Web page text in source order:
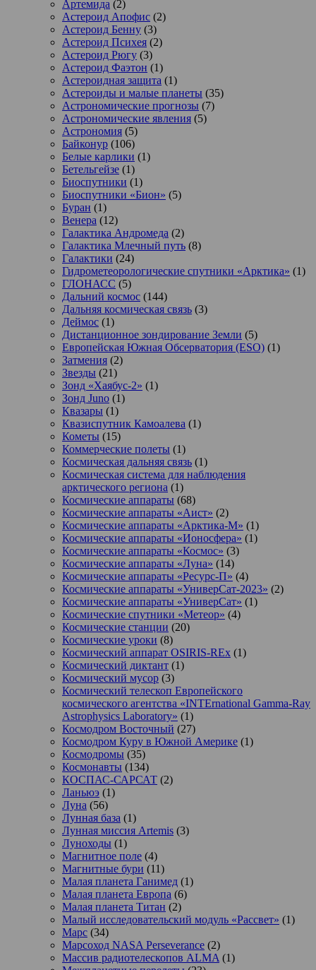
Артемида (2)
Астероид Апофис (2)
Астероид Бенну (3)
Астероид Психея (2)
Астероид Рюгу (3)
Астероид Фаэтон (1)
Астероидная защита (1)
Астероиды и малые планеты (35)
Астрономические прогнозы (7)
Астрономические явления (5)
Астрономия (5)
Байконур (106)
Белые карлики (1)
Бетельгейзе (1)
Биоспутники (1)
Биоспутники «Бион» (5)
Буран (1)
Венера (12)
Галактика Андромеда (2)
Галактика Млечный путь (8)
Галактики (24)
Гидрометеорологические спутники «Арктика» (1)
ГЛОНАСС (5)
Дальний космос (144)
Дальняя космическая связь (3)
Деймос (1)
Дистанционное зондирование Земли (5)
Европейская Южная Обсерватория (ESO) (1)
Затмения (2)
Звезды (21)
Зонд «Хаябус-2» (1)
Зонд Juno (1)
Квазары (1)
Квазиспутник Камоалева (1)
Кометы (15)
Коммерческие полеты (1)
Космическая дальняя связь (1)
Космическая система для наблюдения
арктического региона (1)
Космические аппараты (68)
Космические аппараты «Аист» (2)
Космические аппараты «Арктика-М» (1)
Космические аппараты «Ионосфера» (1)
Космические аппараты «Космос» (3)
Космические аппараты «Луна» (14)
Космические аппараты «Ресурс-П» (4)
Космические аппараты «УниверСат-2023» (2)
Космические аппараты «УниверСат» (1)
Космические спутники «Метеор» (4)
Космические станции (20)
Космические уроки (8)
Космический аппарат OSIRIS-REx (1)
Космический диктант (1)
Космический мусор (3)
Космический телескоп Европейского
космического агентства «INTErnational Gamma-Ray
Astrophysics Laboratory» (1)
Космодром Восточный (27)
Космодром Куру в Южной Америке (1)
Космодромы (35)
Космонавты (134)
КОСПАС-САРСАТ (2)
Ланьюэ (1)
Луна (56)
Лунная база (1)
Лунная миссия Artemis (3)
Луноходы (1)
Магнитное поле (4)
Магнитные бури (11)
Малая планета Ганимед (1)
Малая планета Европа (6)
Малая планета Титан (2)
Малый исследовательский модуль «Рассвет» (1)
Марс (34)
Марсоход NASA Perseverance (2)
Массив радиотелескопов ALMA (1)